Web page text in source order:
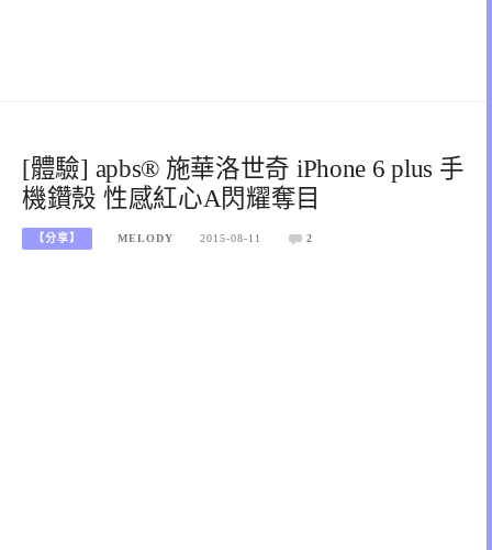
[體驗] apbs® 施華洛世奇 iPhone 6 plus 手
機鑽殼 性感紅心A閃耀奪目
【分享】 MELODY 2015-08-11 2